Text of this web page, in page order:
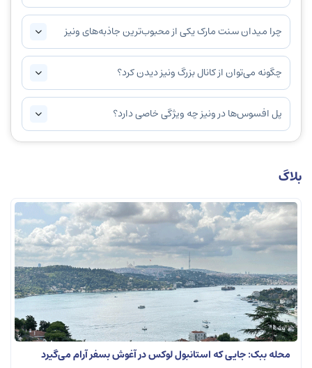
چرا میدان سنت مارک یکی از محبوب‌ترین جاذبه‌های ونیز
است؟
چگونه می‌توان از کانال بزرگ ونیز دیدن کرد؟
پل افسوس‌ها در ونیز چه ویژگی خاصی دارد؟
بلاگ
محله ببک: جایی که استانبول لوکس در آغوش بسفر آرام می‌گیرد